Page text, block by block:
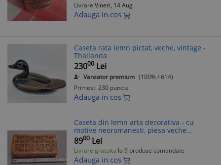
Livrare Vineri, 14 Aug
Adauga in cos
Caseta rata lemn pictat, veche, vintage -
Thailanda
23000 Lei
Vanzator premium (100% / 614)
Primesti 230 puncte
Adauga in cos
Caseta din lemn arta decorativa - cu
motive neoromanesti, piesa veche
probabil din anii 1930
8900 Lei
Livrare gratuita la 9 produse comandate
Adauga in cos